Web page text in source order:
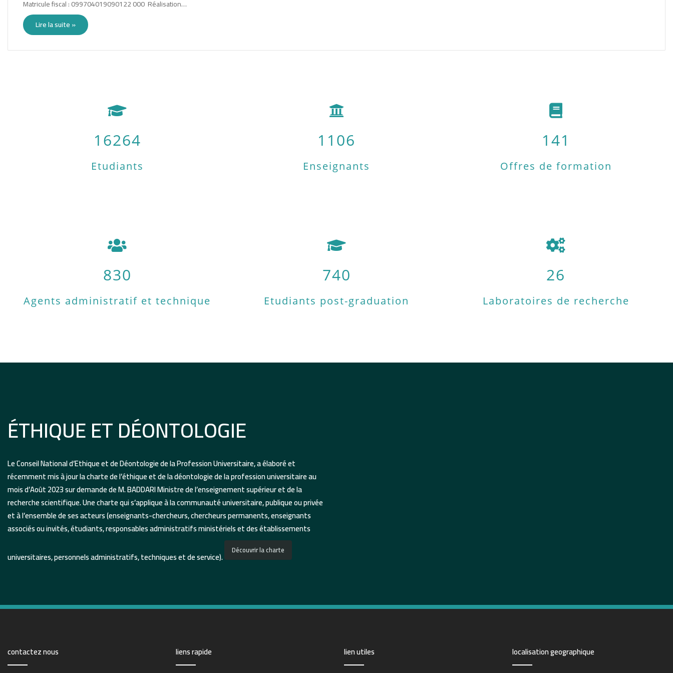
Matricule fiscal : 099704019090122 000 Réalisation…
Lire la suite »
16264
Etudiants
1106
Enseignants
141
Offres de formation
830
Agents administratif et technique
740
Etudiants post-graduation
26
Laboratoires de recherche
ÉTHIQUE ET DÉONTOLOGIE
Le Conseil National d’Ethique et de Déontologie de la Profession Universitaire, a élaboré et
récemment mis à jour la charte de l’éthique et de la déontologie de la profession universitaire au
mois d’Août 2023 sur demande de M. BADDARI Ministre de l’enseignement supérieur et de la
recherche scientifique.Une charte qui s’applique à la communauté universitaire, publique ou privée
et à l’ensemble de ses acteurs (enseignants-chercheurs, chercheurs permanents, enseignants
associés ou invités, étudiants, responsables administratifs ministériels et des établissements
universitaires, personnels administratifs, techniques et de service).
Découvrir la charte
contactez nous liens rapide lien utiles localisation geographique